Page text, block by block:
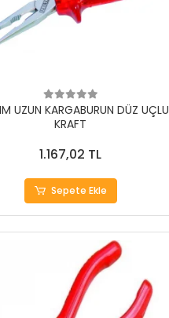
UZUN KARGABURUN DÜZ UÇLU
KRAFT
1.167,02 TL
Sepete Ekle